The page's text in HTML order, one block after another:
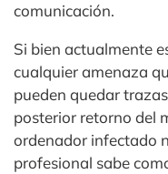
comunicación.
Si bien actualmente
cualquier amenaza
pueden quedar
posterior retorno del
ordenador infectado
profesional sabe